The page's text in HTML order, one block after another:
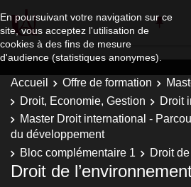
En poursuivant votre navigation sur ce
site, vous acceptez l'utilisation de
cookies à des fins de mesure
d'audience (statistiques anonymes).
Accueil Offre de formation
Droit, Economie, Gestion
Droit
Master Droit international -
du développement
Bloc complémentaire 1
Droit
Droit de